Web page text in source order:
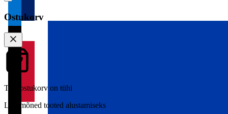
Ostukorv
Teie ostukorv on tühi
Lisa mõned tooted alustamiseks